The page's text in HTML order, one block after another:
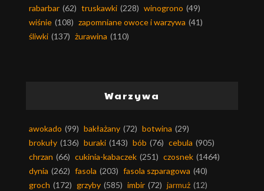
rabarbar (62) truskawki (228) winogrono (49)
wiśnie (108) zapomniane owoce i warzywa (41)
śliwki (137) żurawina (110)
Warzywa
awokado (99) bakłażany (72) botwina (29)
brokuły (136) buraki (143) bób (76) cebula (905)
chrzan (66) cukinia-kabaczek (251) czosnek (1464)
dynia (262) fasola (203) fasola szparagowa (40)
groch (172) grzyby (585) imbir (72) jarmuż (12)